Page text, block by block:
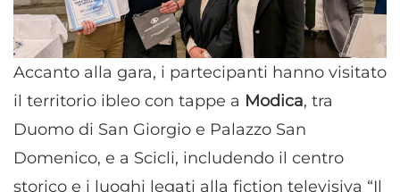
Accanto alla gara, i partecipanti hanno visitato
il territorio ibleo con tappe a Modica, tra
Duomo di San Giorgio e Palazzo San
Domenico, e a Scicli, includendo il centro
storico e i luoghi legati alla fiction televisiva “Il